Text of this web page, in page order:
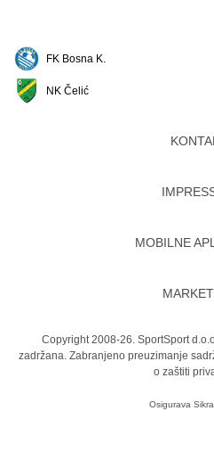
FK Bosna K.
NK Čelić
MOBILNE
Copyright 2008-26. SportSport
zadržana. Zabranjeno preuzimanje
o zaštiti
Osigurava